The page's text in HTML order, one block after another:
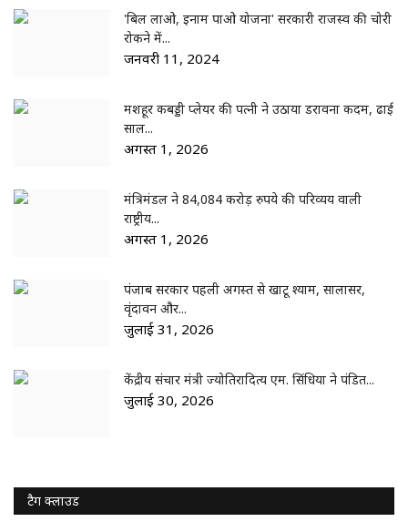
'बिल लाओ, इनाम पाओ योजना' सरकारी राजस्व की चोरी
रोकने में...
जनवरी 11, 2024
मशहूर कबड्डी प्लेयर की पत्नी ने उठाया डरावना कदम, ढाई
साल...
अगस्त 1, 2026
मंत्रिमंडल ने 84,084 करोड़ रुपये की परिव्यय वाली
राष्ट्रीय...
अगस्त 1, 2026
पंजाब सरकार पहली अगस्त से खाटू श्याम, सालासर,
वृंदावन और...
जुलाई 31, 2026
केंद्रीय संचार मंत्री ज्योतिरादित्य एम. सिंधिया ने पंडित...
जुलाई 30, 2026
टैग क्लाउड